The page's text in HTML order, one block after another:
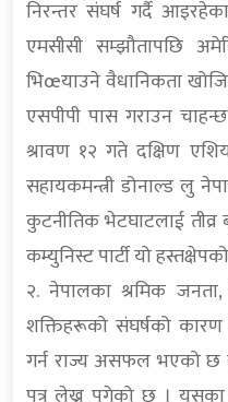
निरन्तर संघर्ष गर्दै
एमसीसी सम्झौतापछि
भिœयाउने वैधानिकता
एसपीपी पास गराउन
श्रावण १२ गते दक्षिण
सहायकमन्त्री डोनाल्ड लु
कुटनीतिक भेटघाटलाई तीव्र
कम्युनिस्ट पार्टी यो
२. नेपालका श्रमिक जनता,
शक्तिहरूको संघर्षको कारण
गर्न राज्य असफल भएको छ